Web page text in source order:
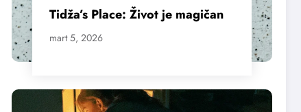
Tidža’s Place: Život je magičan
mart 5, 2026